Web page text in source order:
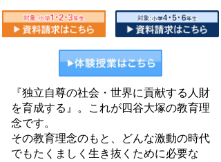
『独立自尊の社会・世界に貢献する人財
を育成する』。これが四谷大塚の教育理
念です。
その教育理念のもと、どんな激動の時代
でもたくましく生き抜くために必要な